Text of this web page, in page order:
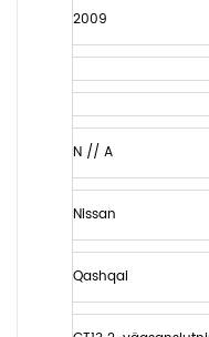
2009
N // A
Nissan
Qashqai